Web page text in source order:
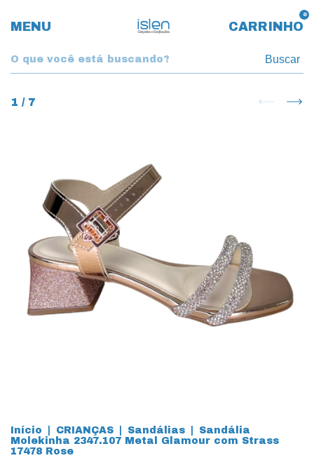
MENU CARRINHO
0
Buscar
1 / 7
Início CRIANÇAS Sandálias
Sandália
Molekinha 2347.107 Metal Glamour com Strass
17478 Rose